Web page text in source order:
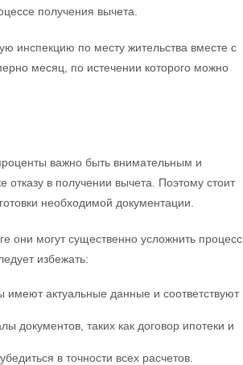
получения вычета.
инспекцию по месту жительства вместе с
месяц, по истечении которого можно
важно быть внимательным и
в получении вычета. Поэтому стоит
необходимой документации.
они могут существенно усложнить процесс
избежать:
имеют актуальные данные и соответствуют
документов, таких как договор ипотеки и
в точности всех расчетов.